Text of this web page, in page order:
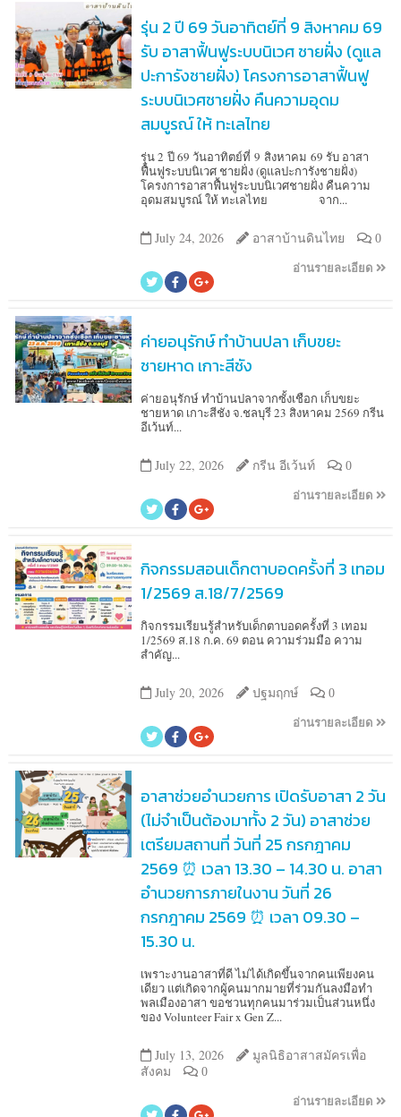
รุ่น 2 ปี 69 วันอาทิตย์ที่ 9 สิงหาคม 69
รับ อาสาฟื้นฟูระบบนิเวศ ชายฝั่ง (ดูแล
ปะการังชายฝั่ง) โครงการอาสาฟื้นฟู
ระบบนิเวศชายฝั่ง คืนความอุดม
สมบูรณ์ ให้ ทะเลไทย
รุ่น 2 ปี 69 วันอาทิตย์ที่ 9 สิงหาคม 69 รับ อาสา
ฟื้นฟูระบบนิเวศ ชายฝั่ง (ดูแลปะการังชายฝั่ง)
โครงการอาสาฟื้นฟูระบบนิเวศชายฝั่ง คืนความ
อุดมสมบูรณ์ ให้ ทะเลไทย จาก...
July 24, 2026 อาสาบ้านดินไทย 0
อ่านรายละเอียด
ค่ายอนุรักษ์ ทำบ้านปลา เก็บขยะ
ชายหาด เกาะสีชัง
ค่ายอนุรักษ์ ทำบ้านปลาจากซั้งเชือก เก็บขยะ
ชายหาด เกาะสีชัง จ.ชลบุรี 23 สิงหาคม 2569 กรีน
อีเว้นท์...
July 22, 2026 กรีน อีเว้นท์ 0
อ่านรายละเอียด
กิจกรรมสอนเด็กตาบอดครั้งที่ 3 เทอม
1/2569 ส.18/7/2569
กิจกรรมเรียนรู้สำหรับเด็กตาบอดครั้งที่ 3 เทอม
1/2569 ส.18 ก.ค. 69 ตอน ความร่วมมือ ความ
สำคัญ...
July 20, 2026 ปฐมฤกษ์ 0
อ่านรายละเอียด
อาสาช่วยอำนวยการ เปิดรับอาสา 2 วัน
(ไม่จำเป็นต้องมาทั้ง 2 วัน) อาสาช่วย
เตรียมสถานที่ วันที่ 25 กรกฎาคม
2569 ⏰ เวลา 13.30 – 14.30 น. อาสา
อำนวยการภายในงาน วันที่ 26
กรกฎาคม 2569 ⏰ เวลา 09.30 –
15.30 น.
เพราะงานอาสาที่ดี ไม่ได้เกิดขึ้นจากคนเพียงคน
เดียว แต่เกิดจากผู้คนมากมายที่ร่วมกันลงมือทำ
พลเมืองอาสา ขอชวนทุกคนมาร่วมเป็นส่วนหนึ่ง
ของ Volunteer Fair x Gen Z...
July 13, 2026
มูลนิธิอาสาสมัครเพื่อ
สังคม
0
อ่านรายละเอียด